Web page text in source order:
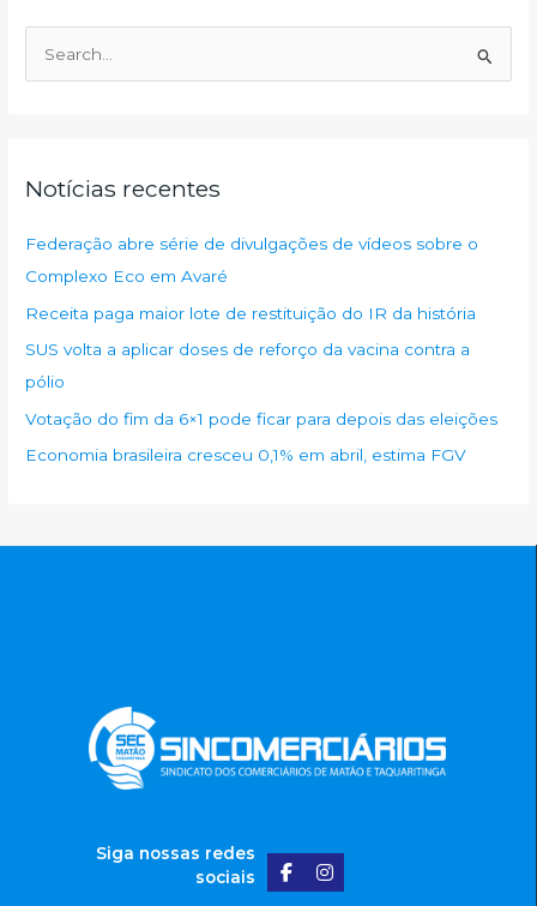
i
s
a
r
Notícias recentes
Federação abre série de divulgações de vídeos sobre o
Complexo Eco em Avaré
Receita paga maior lote de restituição do IR da história
SUS volta a aplicar doses de reforço da vacina contra a
pólio
Votação do fim da 6×1 pode ficar para depois das eleições
Economia brasileira cresceu 0,1% em abril, estima FGV
Siga nossas redes
sociais